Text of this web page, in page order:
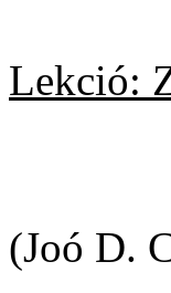
Lekció:
(Joó D.